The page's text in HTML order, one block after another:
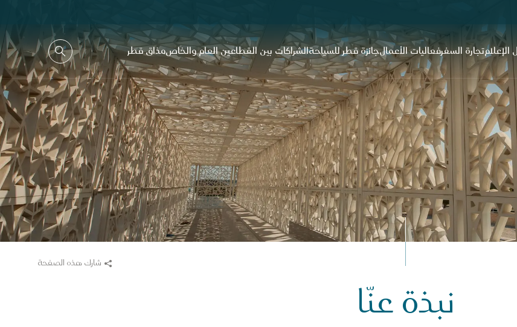
الإعلامتجارة السفرفعاليات الأعمالجائزة قطر للسياحةالشراكات بين القطاعين العام والخاصمذاق قطر
شارك هذه الصفحة
نبذة عنّا